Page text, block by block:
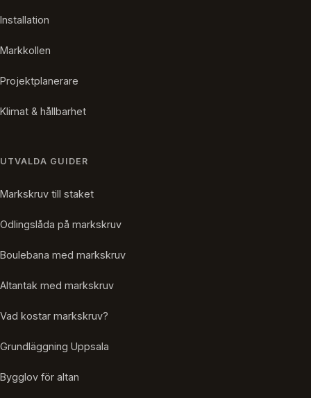
Installation
Markkollen
Projektplanerare
Klimat & hållbarhet
UTVALDA GUIDER
Markskruv till staket
Odlingslåda på markskruv
Boulebana med markskruv
Altantak med markskruv
Vad kostar markskruv?
Grundläggning Uppsala
Bygglov för altan